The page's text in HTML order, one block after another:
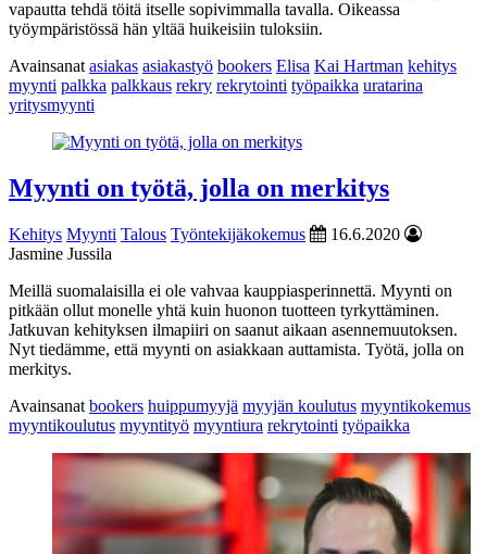
vapautta tehdä töitä itselle sopivimmalla tavalla. Oikeassa
työympäristössä hän yltää huikeisiin tuloksiin.
Avainsanat asiakas asiakastyö bookers Elisa Kai Hartman kehitys
myynti palkka palkkaus rekry rekrytointi työpaikka uratarina
yritysmyynti
Myynti on työtä, jolla on merkitys
Kehitys Myynti Talous Työntekijäkokemus
16.6.2020
Jasmine Jussila
Meillä suomalaisilla ei ole vahvaa kauppiasperinnettä. Myynti on
pitkään ollut monelle yhtä kuin huonon tuotteen tyrkyttäminen.
Jatkuvan kehityksen ilmapiiri on saanut aikaan asennemuutoksen.
Nyt tiedämme, että myynti on asiakkaan auttamista. Työtä, jolla on
merkitys.
Avainsanat bookers huippumyyjä myyjän koulutus myyntikokemus
myyntikoulutus myyntityö myyntiura rekrytointi työpaikka